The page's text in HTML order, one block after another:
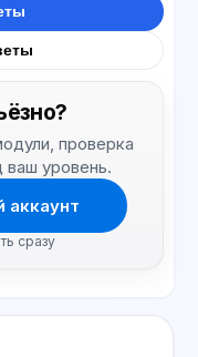
проверка
ваш уровень.
аккаунт
сразу